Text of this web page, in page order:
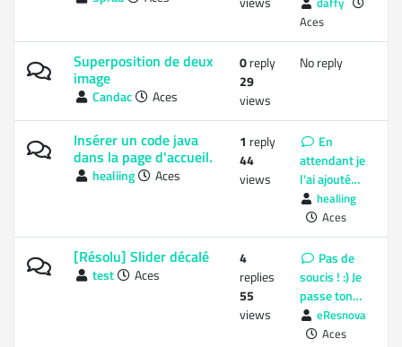
Aces
Superposition de deux
image
Candac Aces
0reply
29
views
No reply
Insérer un code java
dans la page d'accueil.
healiing Aces
1 reply
44
views
En
attendant je
l'ai ajouté…
healiing
Aces
[Résolu] Slider décalé
test Aces
4
replies
55
views
Pas de
soucis ! :) Je
passe ton…
eResnova
Aces